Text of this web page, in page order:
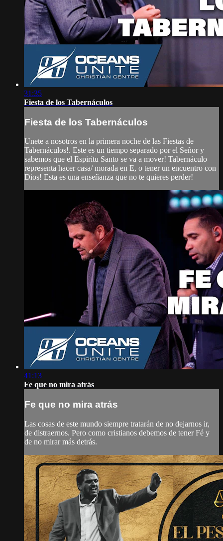
31:35
Fiesta de los Tabernáculos
Fiesta de los Tabernáculos
Unete a nosotros en la primera noche de las Fiestas de
Tabernáculos!. Este es un tiempo separado por el Señor y
sabemos que el Espirítu Santo se va a mover! Tabernáculo
representa hacer casa/ morada en E, o tener un encuentro con
Dios! Esta es una enseñanza que no te quieres perder!
41:13
Fe que no mira atrás
Fe que no mira atrás
Las cosas de este mundo siempre tratarán de no dejarnos ir,
de distraernos. Pero como cristianos debemos de tener Fé y
de no mirar más detrás.